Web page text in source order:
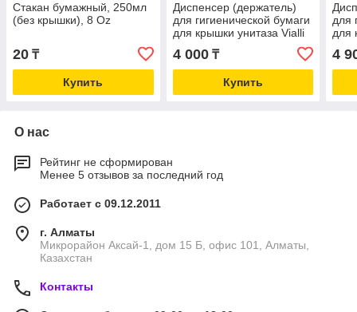
Стакан бумажный, 250мл
(без крышки), 8 Oz
20 ₸
Купить
Диспенсер (держатель)
для гигиенической бумаги
для крышки унитаза Vialli
K7B, чёрного цвета
4 000₸
Купить
для
для
4
О нас
Рейтинг не сформирован
Менее 5 отзывов за последний год
Работает с 09.12.2011
г. Алматы
Микрорайон Аксай-1, дом 15 Б, офис 101, Алматы,
Казахстан
Контакты